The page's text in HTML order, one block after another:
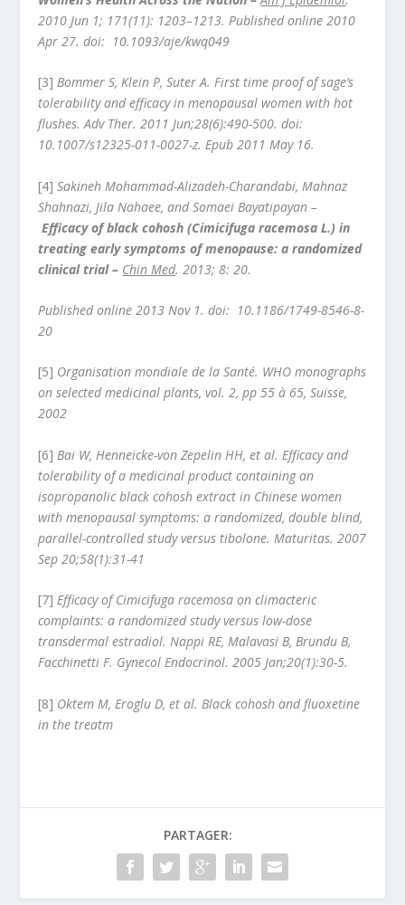
2010 Jun 1; 171(11): 1203–1213. Published online 2010
Apr 27. doi: 10.1093/aje/kwq049
[3]Bommer S,Klein P,Suter A. First time proof of sage’s
tolerability and efficacy in menopausal women with hot
flushes. Adv Ther. 2011 Jun;28(6):490-500. doi:
10.1007/s12325-011-0027-z. Epub 2011 May 16.
[4]Sakineh Mohammad-Alizadeh-Charandabi, Mahnaz
Shahnazi, Jila Nahaee, andSomaei Bayatipayan –
Efficacy of black cohosh (Cimicifuga racemosa L.) in
treating early symptoms of menopause: a randomized
clinical trial – Chin Med. 2013; 8: 20.
Published online 2013 Nov 1. doi: 10.1186/1749-8546-8-
20
[5] Organisation mondiale de la Santé. WHO monographs
on selected medicinal plants, vol. 2, pp 55 à 65, Suisse,
2002
[6]Bai W, Henneicke-von Zepelin HH, et al. Efficacy and
tolerability of a medicinal product containing an
isopropanolic black cohosh extract in Chinese women
with menopausal symptoms: a randomized, double blind,
parallel-controlled study versus tibolone. Maturitas. 2007
Sep 20;58(1):31-41
[7]Efficacy of Cimicifuga racemosa on climacteric
complaints: a randomized study versus low-dose
transdermal estradiol.Nappi RE, Malavasi B, Brundu B,
Facchinetti F. Gynecol Endocrinol.2005 Jan;20(1):30-5.
[8] Oktem M, Eroglu D, et al. Black cohosh and fluoxetine
in the treatm
PARTAGER: